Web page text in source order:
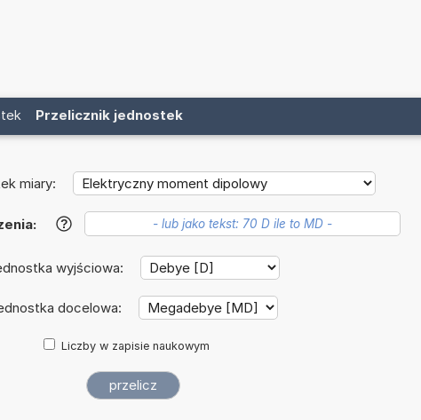
Przelicznik jednostek
miary:
?
wyjściowa:
docelowa:
Liczby w zapisie naukowym